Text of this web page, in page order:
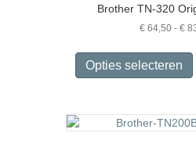
Brother TN-320
€ 64,50 - €
Opties selecteren